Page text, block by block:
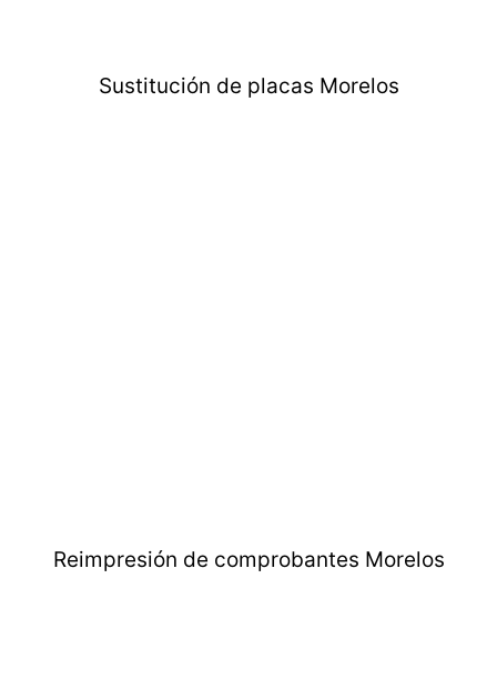
Sustitución de placas Morelos
Reimpresión de comprobantes Morelos